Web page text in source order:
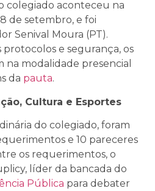
colegiado aconteceu na
de setembro, e foi
Senival Moura (PT).
protocolos e segurança, os
na modalidade presencial
da pauta.
Cultura e Esportes
do colegiado, foram
e 10 pareceres
os requerimentos, o
líder da bancada do
Pública para debater